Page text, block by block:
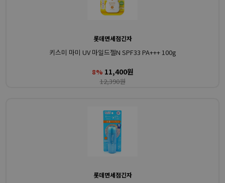
롯데면세점긴자
키스미 마미 UV 마일드젤N SPF33 PA+++ 100g
8% 11,400원
12,390원
롯데면세점긴자